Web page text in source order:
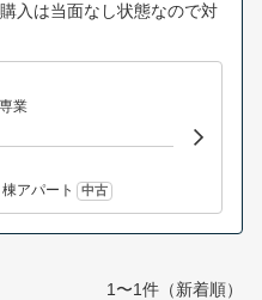
入は当面なし状態なので対
業
棟アパート 中古
1〜1件（新着順）